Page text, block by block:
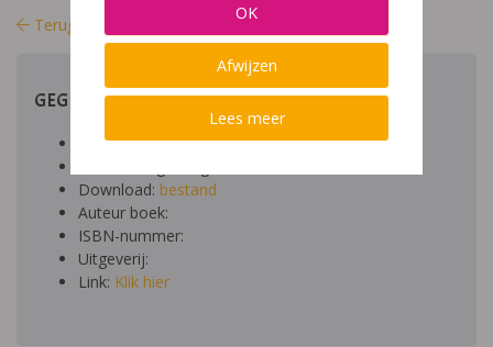
Terug naar bibliotheek
GEGEVENS
Auteur artikel: Lief Nauwelaerts
Download: bestand
Auteur boek:
ISBN-nummer:
Uitgeverij:
Link: Klik hier
OK
Afwijzen
Lees meer